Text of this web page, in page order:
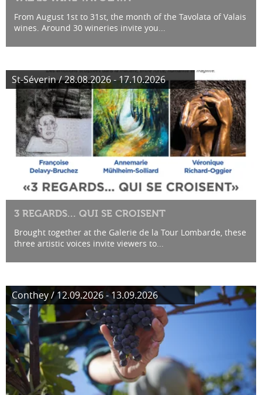
From August 1st to 31st, the month of the Tavolata of Valais
wines. Around 30 wineries invite you...
St-Séverin / 28.08.2026 - 17.10.2026
3 REGARDS... QUI SE CROISENT
Brought together at the Galerie de la Tour Lombarde, these
three artistic voices invite viewers to...
Conthey / 12.09.2026 - 13.09.2026